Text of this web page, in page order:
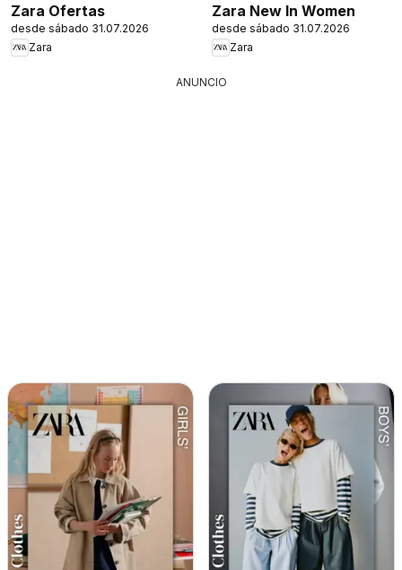
Zara Ofertas
desde sábado 31.07.2026
Zara
Zara New In Women
desde sábado 31.07.2026
Zara
ANUNCIO